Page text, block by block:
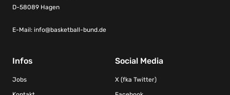
D-58089 Hagen
E-Mail: info@basketball-bund.de
Infos
Jobs
Social Media
X (fka Twitter)